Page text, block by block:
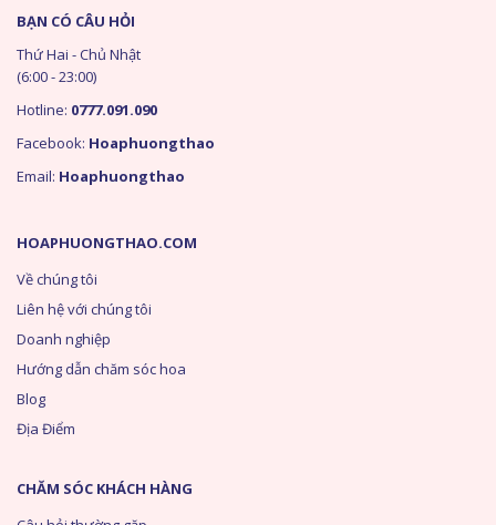
HOAPHUONGTHAO.COM
Về chúng tôi
Liên hệ với chúng tôi
Doanh nghiệp
Hướng dẫn chăm sóc hoa
Blog
Địa Điểm
CHĂM SÓC KHÁCH HÀNG
BẠN CÓ CÂU HỎI
Thứ Hai - Chủ Nhật
(6:00 - 23:00)
Hotline: 0777.091.090
Facebook: Hoaphuongthao
Email: Hoaphuongthao